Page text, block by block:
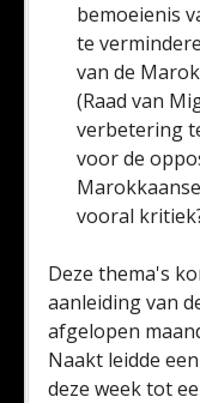
bemoeienis
te
van de
(Raad van
verbetering
voor de
vooral
Deze thema's
aanleiding van
afgelopen
Naakt leidde
deze week tot